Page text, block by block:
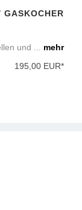
und ... mehr
195,00 EUR*